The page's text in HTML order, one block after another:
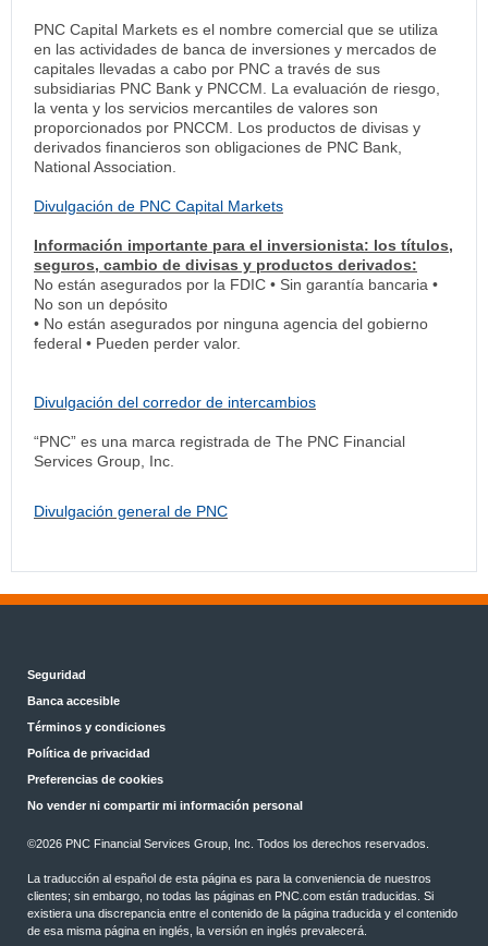
PNC Capital Markets es el nombre comercial que se utiliza
en las actividades de banca de inversiones y mercados de
capitales llevadas a cabo por PNC a través de sus
subsidiarias PNC Bank y PNCCM. La evaluación de riesgo,
la venta y los servicios mercantiles de valores son
proporcionados por PNCCM. Los productos de divisas y
derivados financieros son obligaciones de PNC Bank,
National Association.
Divulgación de PNC Capital Markets
Información importante para el inversionista: los títulos,
seguros, cambio de divisas y productos derivados:
No están asegurados por la FDIC • Sin garantía bancaria •
No son un depósito
• No están asegurados por ninguna agencia del gobierno
federal • Pueden perder valor.
Divulgación del corredor de intercambios
“PNC” es una marca registrada de The PNC Financial
Services Group, Inc.
Divulgación general de PNC
Seguridad
Banca accesible
Términos y condiciones
Política de privacidad
Preferencias de cookies
No vender ni compartir mi información personal
©2026 PNC Financial Services Group, Inc. Todos los derechos reservados.
La traducción al español de esta página es para la conveniencia de nuestros
clientes; sin embargo, no todas las páginas en PNC.com están traducidas. Si
existiera una discrepancia entre el contenido de la página traducida y el contenido
de esa misma página en inglés, la versión en inglés prevalecerá.